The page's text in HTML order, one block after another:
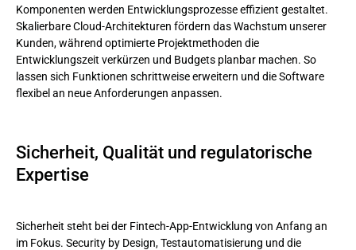
Komponenten werden Entwicklungsprozesse effizient gestaltet.
Skalierbare Cloud-Architekturen fördern das Wachstum unserer
Kunden, während optimierte Projektmethoden die
Entwicklungszeit verkürzen und Budgets planbar machen. So
lassen sich Funktionen schrittweise erweitern und die Software
flexibel an neue Anforderungen anpassen.
Sicherheit, Qualität und regulatorische
Expertise
Sicherheit steht bei der Fintech-App-Entwicklung von Anfang an
im Fokus. Security by Design, Testautomatisierung und die